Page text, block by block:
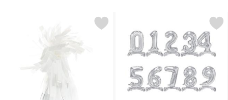
Markér hvid Ballonvægt som favoritMarkér talballon Sølv